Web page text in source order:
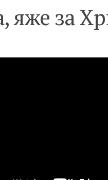
яже за